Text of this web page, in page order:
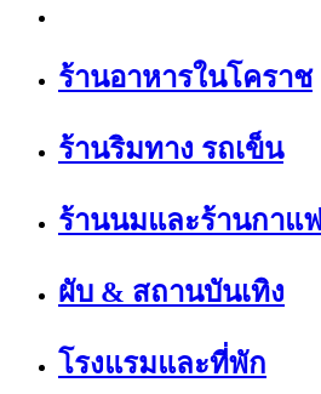
ร้านอาหารในโคราช
ร้านริมทาง รถเข็น
ร้านนมและร้านกาแฟ
ผับ & สถานบันเทิง
โรงแรมและที่พัก